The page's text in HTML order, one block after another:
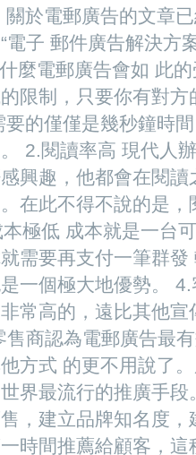
於電郵廣告的文章
子 郵件廣告解決方
麼電郵廣告會如 此
限制，只要你有對
的僅僅是幾秒鐘時
2.閱讀率高 現代人
興趣，他都會在閱
在此不得不說的是
極低 成本就是一台
需要再支付一筆群
一個極大地優勢。
常高的，遠比其他
商認為電郵廣告最
方式 的更不用說了
界最流行的推廣手
，建立品牌知名度
時間推薦給顧客，